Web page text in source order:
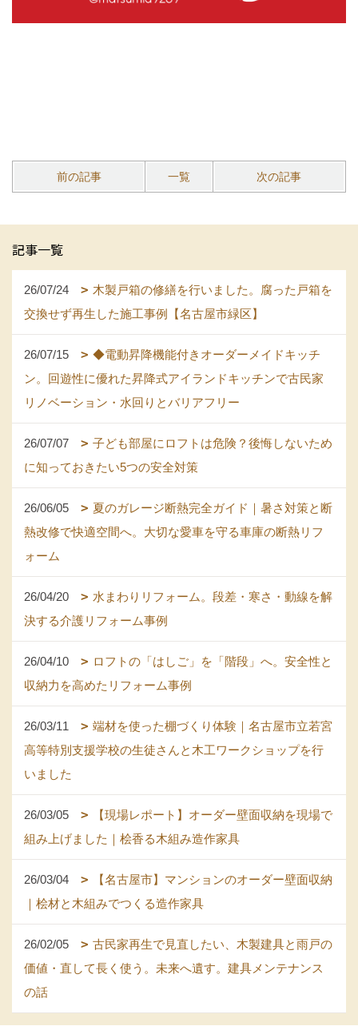
前の記事 一覧 次の記事
記事一覧
26/07/24
木製戸箱の修繕を行いました。腐った戸箱を
交換せず再生した施工事例【名古屋市緑区】
26/07/15
◆電動昇降機能付きオーダーメイドキッチ
ン。回遊性に優れた昇降式アイランドキッチンで古民家
リノベーション・水回りとバリアフリー
26/07/07
子ども部屋にロフトは危険？後悔しないため
に知っておきたい5つの安全対策
26/06/05
夏のガレージ断熱完全ガイド｜暑さ対策と断
熱改修で快適空間へ。大切な愛車を守る車庫の断熱リフ
ォーム
26/04/20
水まわりリフォーム。段差・寒さ・動線を解
決する介護リフォーム事例
26/04/10
ロフトの「はしご」を「階段」へ。安全性と
収納力を高めたリフォーム事例
26/03/11
端材を使った棚づくり体験｜名古屋市立若宮
高等特別支援学校の生徒さんと木工ワークショップを行
いました
26/03/05
【現場レポート】オーダー壁面収納を現場で
組み上げました｜桧香る木組み造作家具
26/03/04
【名古屋市】マンションのオーダー壁面収納
｜桧材と木組みでつくる造作家具
26/02/05
古民家再生で見直したい、木製建具と雨戸の
価値・直して長く使う。未来へ遺す。建具メンテナンス
の話